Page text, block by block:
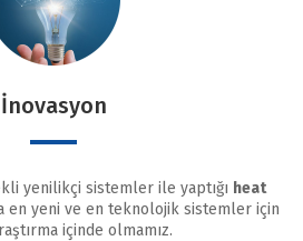
İnovasyon
yenilikçi sistemler ile yaptığı heat
en yeni ve en teknolojik sistemler için
içinde olmamız.